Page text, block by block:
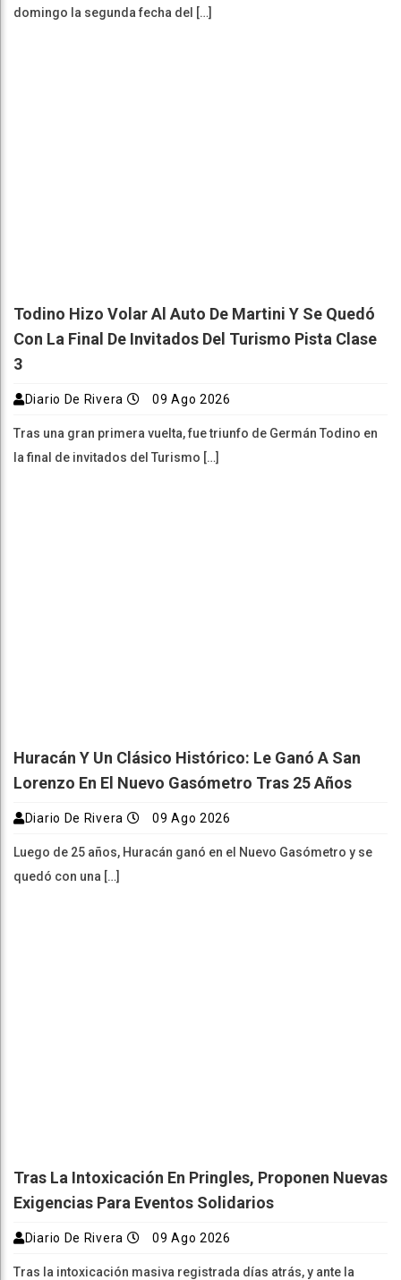
domingo la segunda fecha del […]
Todino Hizo Volar Al Auto De Martini Y Se Quedó
Con La Final De Invitados Del Turismo Pista Clase
3
Diario De Rivera 09 Ago 2026
Tras una gran primera vuelta, fue triunfo de Germán Todino en
la final de invitados del Turismo […]
Huracán Y Un Clásico Histórico: Le Ganó A San
Lorenzo En El Nuevo Gasómetro Tras 25 Años
Diario De Rivera 09 Ago 2026
Luego de 25 años, Huracán ganó en el Nuevo Gasómetro y se
quedó con una […]
Tras La Intoxicación En Pringles, Proponen Nuevas
Exigencias Para Eventos Solidarios
Diario De Rivera 09 Ago 2026
Tras la intoxicación masiva registrada días atrás, y ante la